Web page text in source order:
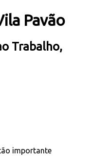
Pavão
Trabalho,
importante